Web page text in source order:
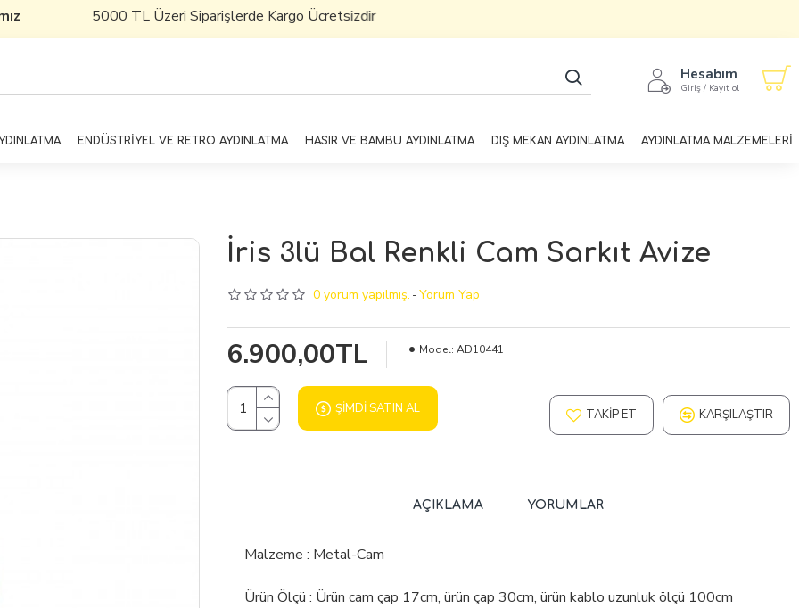
5000 TL Üzeri Siparişlerde Kargo Ücretsizdir
Hesabım
Giriş / Kayıt ol
ENDÜSTRİYEL VE RETRO AYDINLATMA HASIR VE BAMBU AYDINLATMA DIŞ MEKAN AYDINLATMA AYDINLATMA MALZEMELERİ
İris 3lü Bal Renkli Cam Sarkıt Avize
0 yorum yapılmış. -Yorum Yap
6.900,00TL Model: AD10441
ŞIMDI SATIN AL TAKIP ET KARŞILAŞTIR
AÇIKLAMA YORUMLAR
Malzeme : Metal-Cam
Ürün Ölçü : Ürün cam çap 17cm, ürün çap 30cm, ürün kablo uzunluk ölçü 100cm